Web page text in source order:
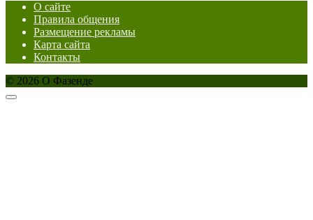
О сайте
Правила общения
Размещение рекламы
Карта сайта
Контакты
© 2026 О Фазенде